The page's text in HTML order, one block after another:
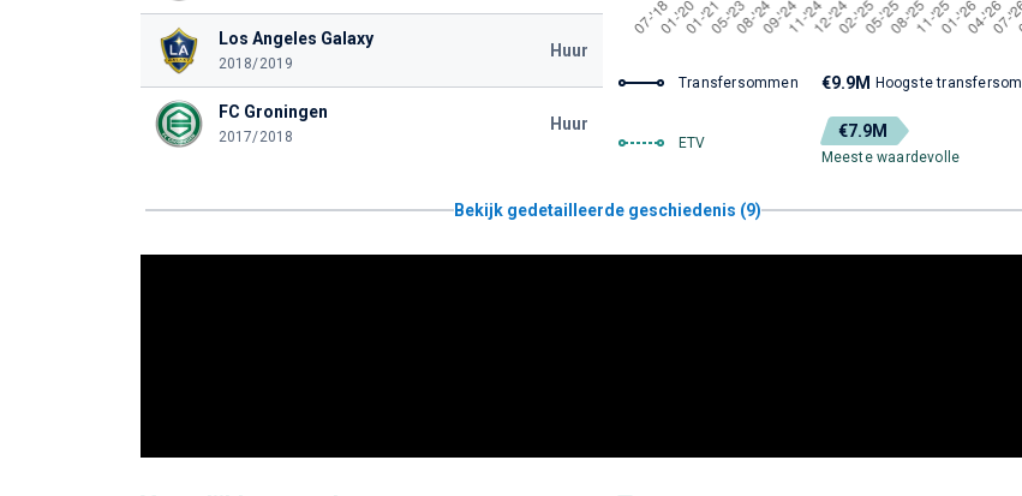
Los Angeles Galaxy
2018/2019
Huur
FC Groningen
2017/2018
Huur
Transfersommen €9.9M Hoogste transfersom
ETV
€7.9M
Meeste waardevolle
Bekijk gedetailleerde geschiedenis (9)